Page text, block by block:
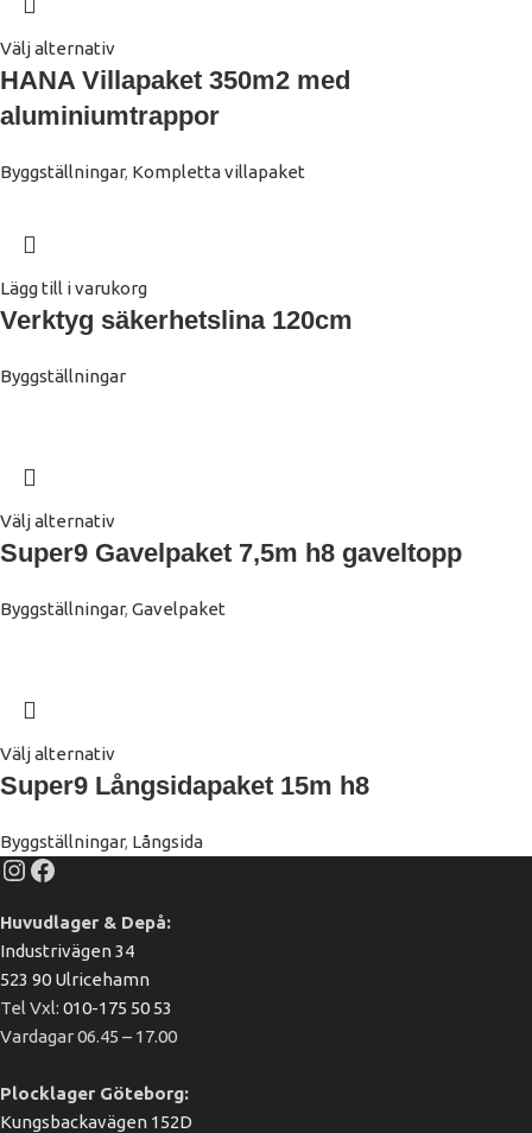
Välj alternativ
HANA Villapaket 350m2 med
aluminiumtrappor
Byggställningar, Kompletta villapaket
Lägg till i varukorg
Verktyg säkerhetslina 120cm
Byggställningar
Välj alternativ
Super9 Gavelpaket 7,5m h8 gaveltopp
Byggställningar, Gavelpaket
Välj alternativ
Super9 Långsidapaket 15m h8
Byggställningar, Långsida
Huvudlager & Depå:
Industrivägen 34
523 90 Ulricehamn
Tel Vxl: 010-175 50 53
Vardagar 06.45 – 17.00
Plocklager Göteborg:
Kungsbackavägen 152D